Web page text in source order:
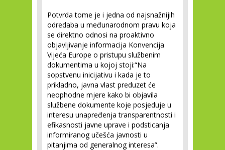
Potvrda tome je i jedna od najsnažnijih
odredaba u međunarodnom pravu koja
se direktno odnosi na proaktivno
objavljivanje informacija Konvencija
Vijeća Europe o pristupu službenim
dokumentima u kojoj stoji:“Na
sopstvenu inicijativu i kada je to
prikladno, javna vlast preduzet će
neophodne mjere kako bi objavila
službene dokumente koje posjeduje u
interesu unapređenja transparentnosti i
efikasnosti javne uprave i podsticanja
informiranog učešća javnosti u
pitanjima od generalnog interesa”.